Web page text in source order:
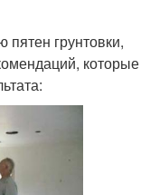
пятен грунтовки,
которые